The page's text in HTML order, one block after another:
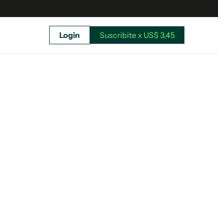
Login Suscribite x US$ 3,45